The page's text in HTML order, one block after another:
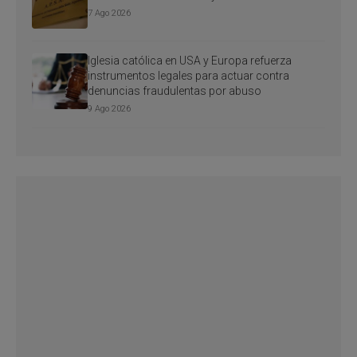
7 Ago 2026
Iglesia católica en USA y Europa refuerza
instrumentos legales para actuar contra
denuncias fraudulentas por abuso
9 Ago 2026